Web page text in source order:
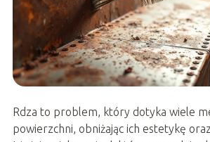
Rdza to problem, który dotyka wiele
powierzchni, obniżając ich estetykę